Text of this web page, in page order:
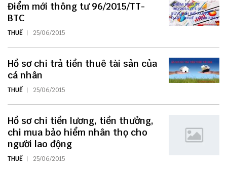
Điểm mới thông tư 96/2015/TT-
BTC
THUẾ 25/06/2015
Hồ sơ chi trả tiền thuê tài sản của
cá nhân
THUẾ 25/06/2015
Hồ sơ chi tiền lương, tiền thưởng,
chi mua bảo hiểm nhân thọ cho
người lao động
THUẾ 25/06/2015